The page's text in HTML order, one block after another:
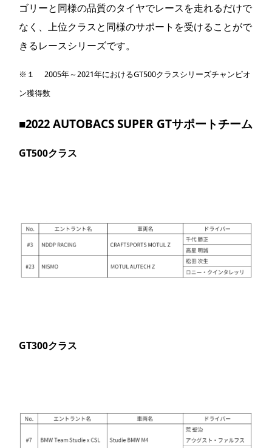
ゴリーと同様の品質のタイヤでレースを走れるだけで
なく、上位クラスと同様のサポートを受けることがで
きるレースシリーズです。
※１ 2005年～2021年におけるGT500クラスシリーズチャンピオ
ン獲得数
■2022 AUTOBACS SUPER GTサポートチーム
GT500クラス
GT300クラス